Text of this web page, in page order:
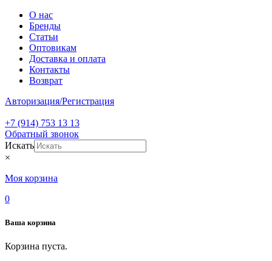
О нас
Бренды
Статьи
Оптовикам
Доставка и оплата
Контакты
Возврат
Авторизация/Регистрация
+7 (914) 753 13 13
Обратный звонок
Искать
×
Моя корзина
0
Ваша корзина
Корзина пуста.